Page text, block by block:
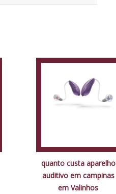
quanto custa aparelho
auditivo em campinas
em Valinhos